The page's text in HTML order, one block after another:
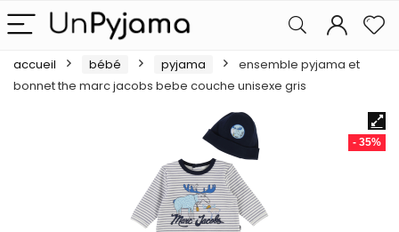
accueil bébé pyjama
ensemble pyjama et
bonnet the marc jacobs bebe couche unisexe gris
- 35%